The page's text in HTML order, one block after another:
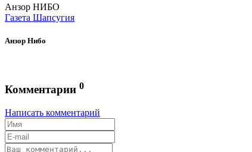
Анзор НИБО
Газета Шапсугия
Анзор Нибо
Комментарии 0
Написать комментарий